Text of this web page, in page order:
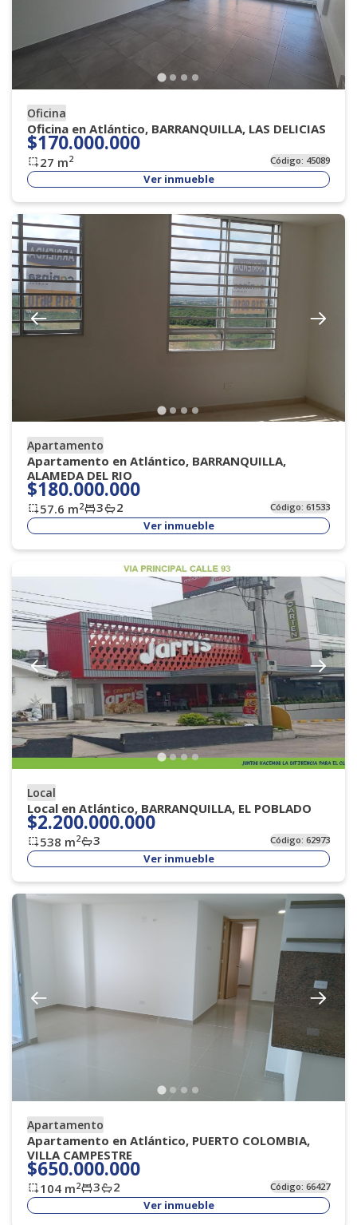
Oficina
Oficina en Atlántico, BARRANQUILLA, LAS DELICIAS
$170.000.000
27 m2 Código: 45089
Ver inmueble
Apartamento
Apartamento en Atlántico, BARRANQUILLA,
ALAMEDA DEL RIO
$180.000.000
57.6 m2 3 2 Código:61533
Ver inmueble
Local
Local en Atlántico, BARRANQUILLA, EL POBLADO
$2.200.000.000
538 m2 3 Código:62973
Ver inmueble
Apartamento
Apartamento en Atlántico, PUERTO COLOMBIA,
VILLA CAMPESTRE
$650.000.000
104m2 3 2 Código:66427
Ver inmueble